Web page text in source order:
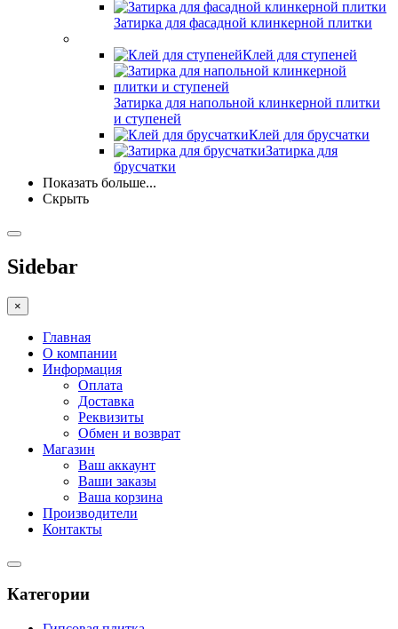
Затирка для фасадной клинкерной плитки
Клей для ступеней
Затирка для напольной клинкерной плитки
и ступеней
Клей для брусчатки
Затирка для
брусчатки
Показать больше...
Скрыть
Sidebar
×
Главная
О компании
Информация
Оплата
Доставка
Реквизиты
Обмен и возврат
Магазин
Ваш аккаунт
Ваши заказы
Ваша корзина
Производители
Контакты
Категории